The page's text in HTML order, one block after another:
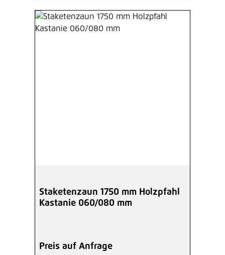
Staketenzaun 1750 mm Holzpfahl
Kastanie 060/080 mm
Preis auf Anfrage